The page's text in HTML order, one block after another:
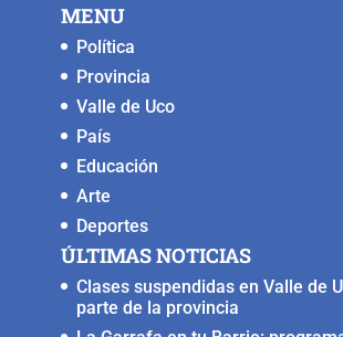
MENU
Política
Provincia
Valle de Uco
País
Educación
Arte
Deportes
ÚLTIMAS NOTICIAS
Clases suspendidas en Valle de
parte de la provincia